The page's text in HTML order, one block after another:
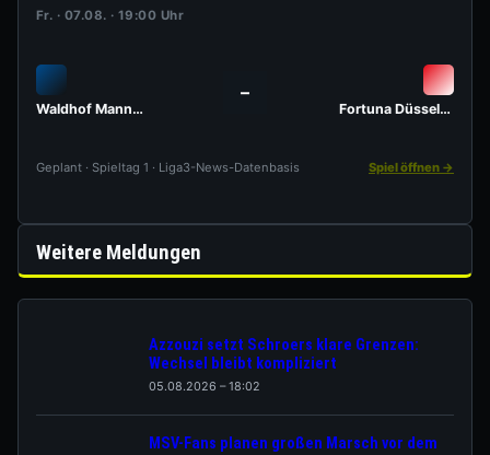
Fr. · 07.08. · 19:00 Uhr
Waldhof Mannheim
–
Fortuna Düsseldorf
Geplant · Spieltag 1 · Liga3-News-Datenbasis Spiel öffnen →
Weitere Meldungen
Azzouzi setzt Schroers klare Grenzen:
Wechsel bleibt kompliziert
05.08.2026 – 18:02
MSV-Fans planen großen Marsch vor dem